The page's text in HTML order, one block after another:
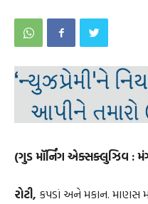
(ગુડ મૉર્નિંગ એક્સક્લુઝિવ :
રોટી, કપડાં અને મકાન. માણસ